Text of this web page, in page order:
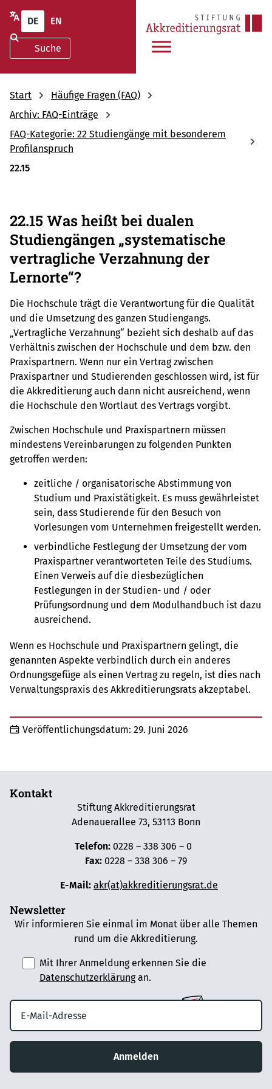
DE EN
Start
Häufige Fragen (FAQ)
Archiv: FAQ-Einträge
FAQ-Kategorie: 22 Studiengänge mit besonderem
Profilanspruch
22.15
22.15 Was heißt bei dualen
Studiengängen „systematische
vertragliche Verzahnung der
Lernorte“?
Die Hochschule trägt die Verantwortung für die Qualität
und die Umsetzung des ganzen Studiengangs.
„Vertragliche Verzahnung“ bezieht sich deshalb auf das
Verhältnis zwischen der Hochschule und dem bzw. den
Praxispartnern. Wenn nur ein Vertrag zwischen
Praxispartner und Studierenden geschlossen wird, ist für
die Akkreditierung auch dann nicht ausreichend, wenn
die Hochschule den Wortlaut des Vertrags vorgibt.
Zwischen Hochschule und Praxispartnern müssen
mindestens Vereinbarungen zu folgenden Punkten
getroffen werden:
zeitliche / organisatorische Abstimmung von
Studium und Praxistätigkeit. Es muss gewährleistet
sein, dass Studierende für den Besuch von
Vorlesungen vom Unternehmen freigestellt werden.
verbindliche Festlegung der Umsetzung der vom
Praxispartner verantworteten Teile des Studiums.
Einen Verweis auf die diesbezüglichen
Festlegungen in der Studien- und / oder
Prüfungsordnung und dem Modulhandbuch ist dazu
ausreichend.
Wenn es Hochschule und Praxispartnern gelingt, die
genannten Aspekte verbindlich durch ein anderes
Ordnungsgefüge als einen Vertrag zu regeln, ist dies nach
Verwaltungspraxis des Akkreditierungsrats akzeptabel.
Veröffentlichungsdatum: 29. Juni 2026
Kontakt
Stiftung Akkreditierungsrat
Adenauerallee 73, 53113 Bonn
Telefon:0228 – 338 306 – 0
Fax: 0228 – 338 306 – 79
E-Mail: akr(at)akkreditierungsrat.de
Newsletter
Wir informieren Sie einmal im Monat über alle Themen
rund um die Akkreditierung.
Mit Ihrer Anmeldung erkennen Sie die
Datenschutzerklärungan.
Anmelden